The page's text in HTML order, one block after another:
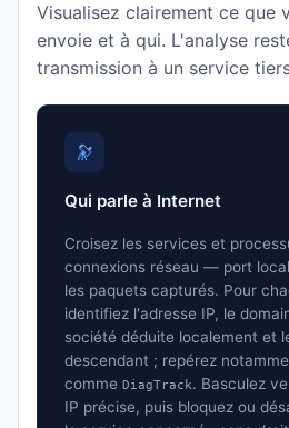
Visualisez clairement ce que
envoie et à qui. L'analyse
transmission à un service
🔭
Qui parle à Internet
Croisez les services et
connexions réseau — port
les paquets capturés. Pour
identifiez l'adresse IP, le
société déduite localement et
descendant ; repérez
comme DiagTrack. Basculez
IP précise, puis bloquez ou